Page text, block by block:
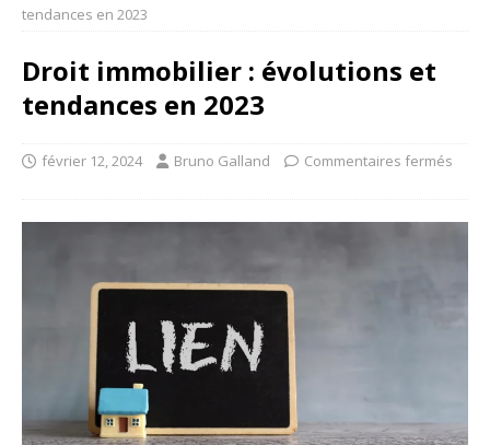
tendances en 2023
Droit immobilier : évolutions et
tendances en 2023
février 12, 2024 Bruno Galland Commentaires fermés